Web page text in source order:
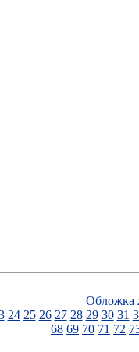
Обложка
24 25 26 27 28 29 30 31
68 69 70 71 72